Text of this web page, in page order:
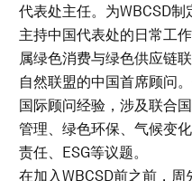
代表处主任。为WBCSD制
主持中国代表处的日常工
属绿色消费与绿色供应链
自然联盟的中国首席顾问
国际顾问经验，涉及联合
管理、绿色环保、气候变
责任、ESG等议题。
在加入WBCSD前之前，